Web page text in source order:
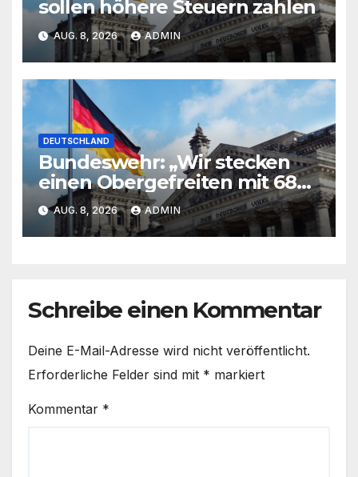
sollen höhere Steuern zahlen
AUG. 8, 2026 ADMIN
DEUTSCHLAND
Bundeswehr: „Wir stecken
einen Obergefreiten mit 68
Jahren nicht mehr in den
Schützenpanzer“
AUG. 8, 2026 ADMIN
Schreibe einen Kommentar
Deine E-Mail-Adresse wird nicht veröffentlicht.
Erforderliche Felder sind mit * markiert
Kommentar *